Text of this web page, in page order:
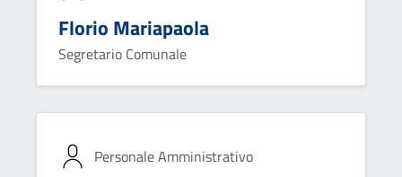
Florio Mariapaola
Segretario Comunale
Personale Amministrativo